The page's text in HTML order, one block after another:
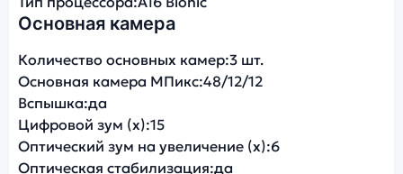
Основная камера
Количество основных камер:3 шт.
Основная камера МПикс:48/12/12
Вспышка:да
Цифровой зум (x):15
Оптический зум на увеличение (x):6
Оптическая стабилизация:да